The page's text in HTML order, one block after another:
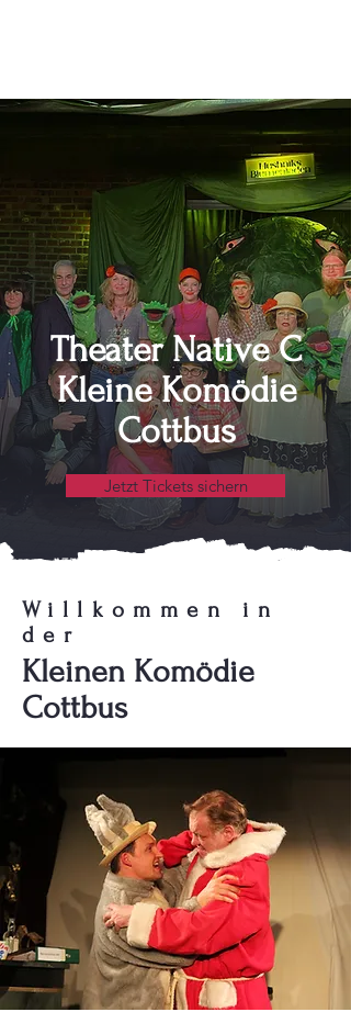
Theater Native C
Kleine Komödie
Cottbus
Jetzt Tickets sichern
Willkommen in
der
Kleinen Komödie
Cottbus